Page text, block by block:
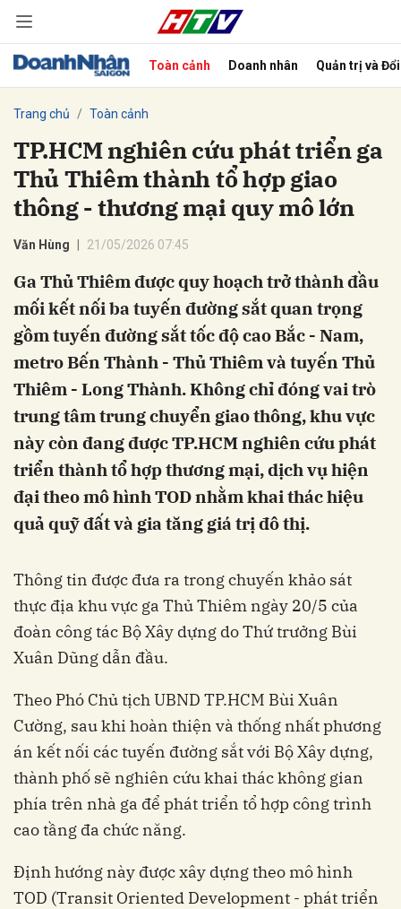
Toàn cảnh Doanh nhân Quản trị và
Trang chủ Toàn cảnh
TP.HCM nghiên cứu phát triển ga
Thủ Thiêm thành tổ hợp giao
thông - thương mại quy mô lớn
Văn Hùng 21/05/2026 07:45
Ga Thủ Thiêm được quy hoạch trở thành đầu
mối kết nối ba tuyến đường sắt quan trọng
gồm tuyến đường sắt tốc độ cao Bắc - Nam,
metro Bến Thành - Thủ Thiêm và tuyến Thủ
Thiêm - Long Thành. Không chỉ đóng vai trò
trung tâm trung chuyển giao thông, khu vực
này còn đang được TP.HCM nghiên cứu phát
triển thành tổ hợp thương mại, dịch vụ hiện
đại theo mô hình TOD nhằm khai thác hiệu
quả quỹ đất và gia tăng giá trị đô thị.
Thông tin được đưa ra trong chuyến khảo sát
thực địa khu vực ga Thủ Thiêm ngày 20/5 của
đoàn công tác Bộ Xây dựng do Thứ trưởng Bùi
Xuân Dũng dẫn đầu.
Theo Phó Chủ tịch UBND TP.HCM Bùi Xuân
Cường, sau khi hoàn thiện và thống nhất phương
án kết nối các tuyến đường sắt với Bộ Xây dựng,
thành phố sẽ nghiên cứu khai thác không gian
phía trên nhà ga để phát triển tổ hợp công trình
cao tầng đa chức năng.
Định hướng này được xây dựng theo mô hình
TOD (Transit Oriented Development - phát triển